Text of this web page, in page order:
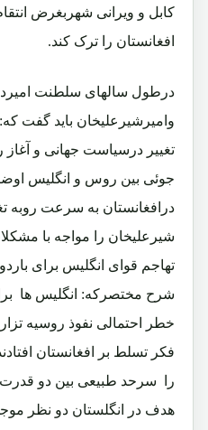
کابل و ویرانی شهربغرض
افغانستان را ترک کند.
درطول سالهای سلطنت
وامیرشیرعلیخان باید گفت
تغییر درسیاست جهانی و آغاز
جوئی بین روس و انگلیس
درافغانستان به سرعت روبه
شیرعلیخان را مواجه با
تهاجم قوای انگلیس برای
شرح مختصرکه: انگلیس ها
فکر تسلط بر افغانستان
را سرحد طبیعی بین دو قدرت
هدف در انگلستان دو نظر